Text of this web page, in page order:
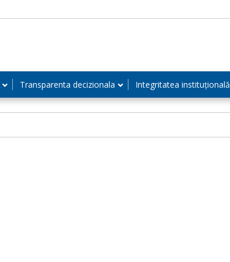
Transparenta decizionala Integritatea instituțională